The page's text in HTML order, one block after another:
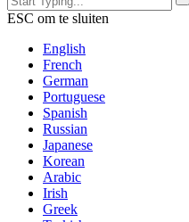
ESC om te sluiten
English
French
German
Portuguese
Spanish
Russian
Japanese
Korean
Arabic
Irish
Greek